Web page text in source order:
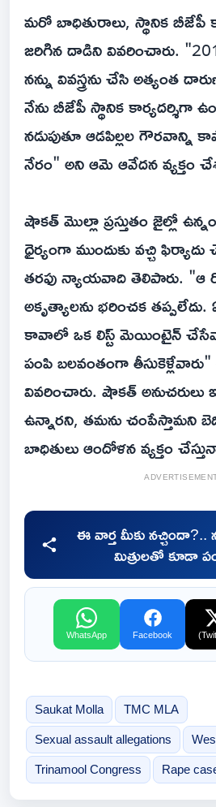
మరో బాధితురాలు, స్థానిక బీజేపీ
జరిగిన దాడిని వివరించారు.
నన్ను వివస్త్రను చేసి అత్యంత
నేను బీజేపీ స్థానిక కార్యదర్శిగా
నడుపుతూ ఆడపిల్లల గౌరవాన్ని
నేరం" అని ఆమె ఆవేదన వ్యక్తం
షౌకత్ మొల్లా ప్రస్తుతం జైల్లో
ధైర్యంగా ముందుకు వచ్చి
తరఫు న్యాయవాది తెలిపారు. "ఆ
అకృత్యాలను భరించక
కావాలో ఒక లిస్ట్ మెయింటైన్
పంపి బలవంతంగా
వివరించారు. షౌకత్
ఉన్నారని, తమను చంపేస్తామని
బాధితులు ఆందోళన వ్యక్తం
ఈ వార్త మీకు నచ్చిందా?..
మిత్రులతో కూడా
WhatsApp Facebook
Saukat Molla TMC MLA
Sexual assault allegations
Trinamool Congress Rape